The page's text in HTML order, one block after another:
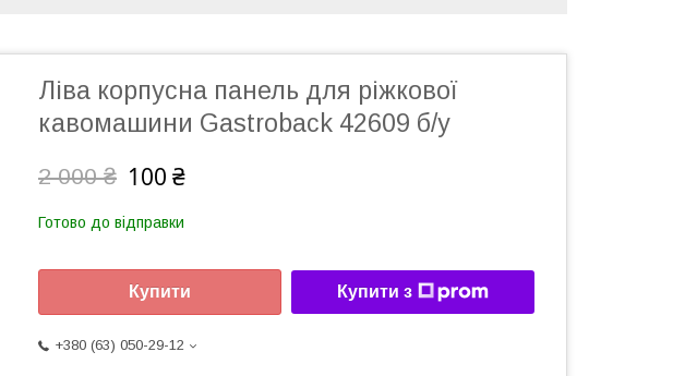
Ліва корпусна панель для ріжкової
кавомашини Gastroback 42609 б/у
2 000 ₴ 100 ₴
Готово до відправки
Купити Купити з
+380 (63) 050-29-12